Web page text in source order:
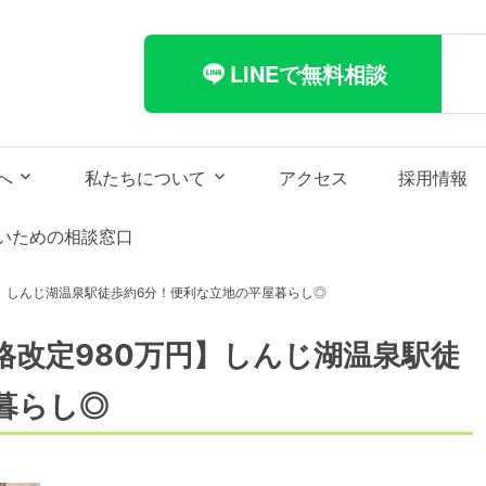
LINEで無料相談
私たちについて アクセス 採用情報
ための相談窓口
しんじ湖温泉駅徒歩約6分！便利な立地の平屋暮らし◎
改定980万円】しんじ湖温泉駅徒
らし◎